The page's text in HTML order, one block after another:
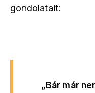
gondolatait:
„Bár már